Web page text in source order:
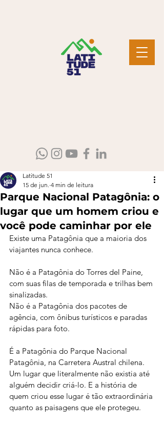
Parque Nacional Patagônia: o
lugar que um homem criou e
você pode caminhar por ele
Latitude 51
15 de jun. 4 min de leitura
Existe uma Patagônia que a maioria dos
viajantes nunca conhece.
Não é a Patagônia do Torres del Paine,
com suas filas de temporada e trilhas bem
sinalizadas.
Não é a Patagônia dos pacotes de
agência, com ônibus turísticos e paradas
rápidas para foto.
É a Patagônia do Parque Nacional
Patagônia, na Carretera Austral chilena.
Um lugar que literalmente não existia até
alguém decidir criá-lo. E a história de
quem criou esse lugar é tão extraordinária
quanto as paisagens que ele protegeu.